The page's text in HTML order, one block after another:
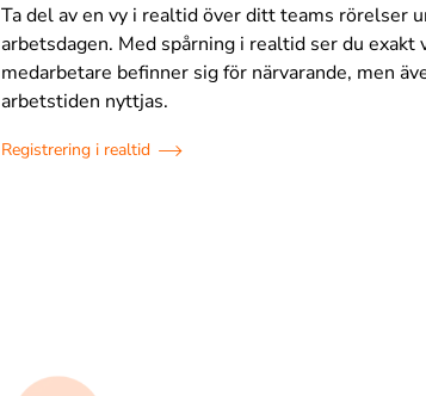
Ta del av en vy i realtid över ditt teams rörelser
arbetsdagen. Med spårning i realtid ser du exakt
medarbetare befinner sig för närvarande, men
arbetstiden nyttjas.
Registrering i realtid